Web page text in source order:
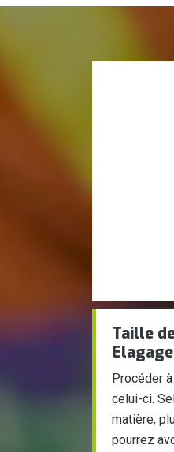
Taille
Elagage
Procéder
celui-ci.
matière,
pourrez